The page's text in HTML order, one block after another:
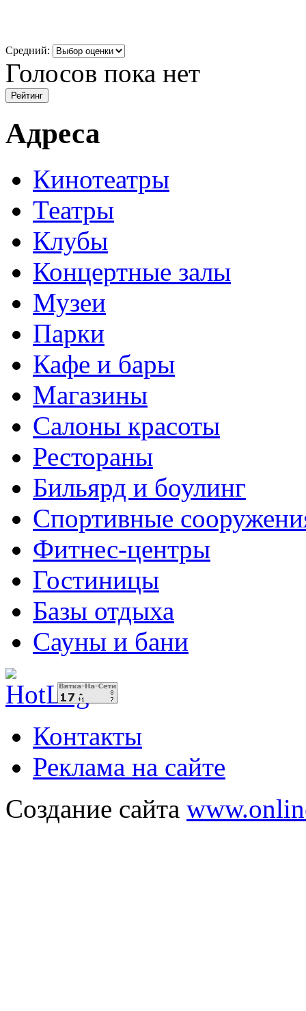
Средний:
Голосов пока нет
Адреса
Кинотеатры
Театры
Клубы
Концертные залы
Музеи
Парки
Кафе и бары
Магазины
Салоны красоты
Рестораны
Бильярд и боулинг
Спортивные
Фитнес-центры
Гостиницы
Базы отдыха
Сауны и бани
Контакты
Реклама на сайте
Создание сайта